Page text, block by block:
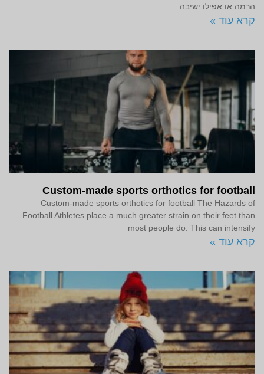
הרמה או אפילו ישיבה
קרא עוד »
Custom-made sports orthotics for football
Custom-made sports orthotics for football The Hazards of
Football Athletes place a much greater strain on their feet than
most people do. This can intensify
קרא עוד »